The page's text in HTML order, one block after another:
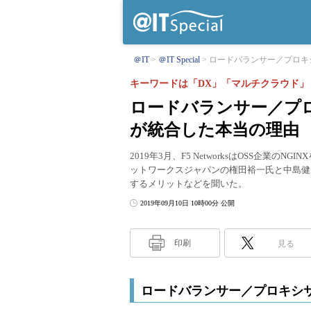
＠IT ＠IT Special ロードバランサー／プロ
ロードバランサー／プ
が統合した本当の理由
キーワードは「DX」「マルチクラウド」
2019年3月、F5 NetworksはOSS企業の
ットワークスジャパンの権田裕一氏と中島
するメリットなどを聞いた。
2019年09月10日 10時00分 公開
印刷 見る
ロードバランサー／プロキシ